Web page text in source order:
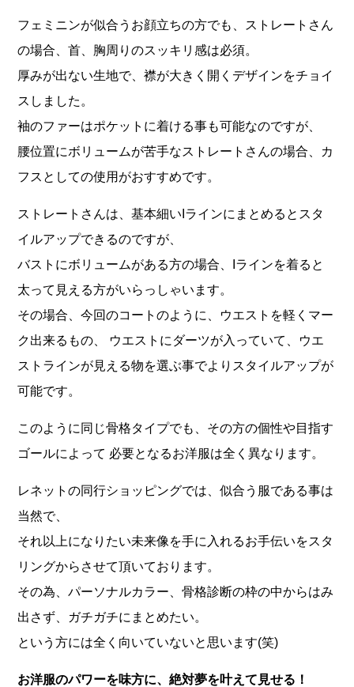
フェミニンが似合うお顔立ちの方でも、ストレートさん
の場合、首、胸周りのスッキリ感は必須。
厚みが出ない生地で、襟が大きく開くデザインをチョイ
スしました。
袖のファーはポケットに着ける事も可能なのですが、
腰位置にボリュームが苦手なストレートさんの場合、カ
フスとしての使用がおすすめです。
ストレートさんは、基本細いIラインにまとめるとスタ
イルアップできるのですが、
バストにボリュームがある方の場合、Iラインを着ると
太って見える方がいらっしゃいます。
その場合、今回のコートのように、ウエストを軽くマー
ク出来るもの、 ウエストにダーツが入っていて、ウエ
ストラインが見える物を選ぶ事でよりスタイルアップが
可能です。
このように同じ骨格タイプでも、その方の個性や目指す
ゴールによって 必要となるお洋服は全く異なります。
レネットの同行ショッピングでは、似合う服である事は
当然で、
それ以上になりたい未来像を手に入れるお手伝いをスタ
リングからさせて頂いております。
その為、パーソナルカラー、骨格診断の枠の中からはみ
出さず、ガチガチにまとめたい。
という方には全く向いていないと思います(笑)
お洋服のパワーを味方に、絶対夢を叶えて見せる！